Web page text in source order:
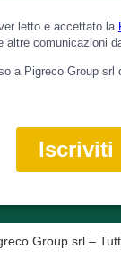
Group srl –